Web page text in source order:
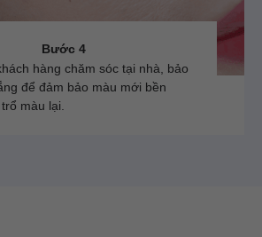
Bước 4
hàng chăm sóc tại nhà, bảo
để đảm bảo màu mới bền
màu lại.